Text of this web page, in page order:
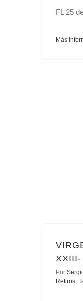
FL 25
Más
XXIII-
Por
Retiros,